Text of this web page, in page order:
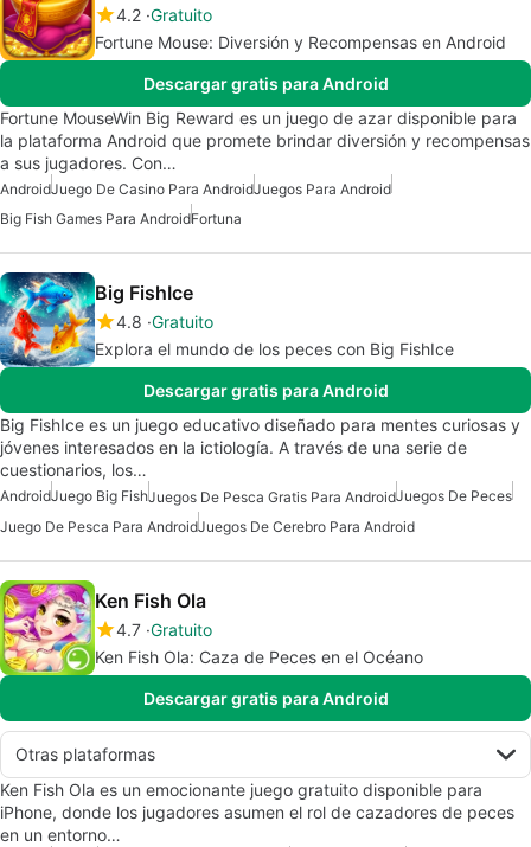
4.2 Gratuito
Fortune Mouse: Diversión y Recompensas en Android
Descargar gratis para Android
Fortune MouseWin Big Reward es un juego de azar disponible para
la plataforma Android que promete brindar diversión y recompensas
a sus jugadores. Con…
AndroidJuego De Casino Para AndroidJuegos Para Android
Big Fish Games Para AndroidFortuna
Big FishIce
4.8 Gratuito
Explora el mundo de los peces con Big FishIce
Descargar gratis para Android
Big FishIce es un juego educativo diseñado para mentes curiosas y
jóvenes interesados en la ictiología. A través de una serie de
cuestionarios, los…
AndroidJuego Big FishJuegos De Pesca Gratis Para AndroidJuegos De Peces
Juego De Pesca Para AndroidJuegos De Cerebro Para Android
Ken Fish Ola
4.7 Gratuito
Ken Fish Ola: Caza de Peces en el Océano
Descargar gratis para Android
Otras plataformas
Ken Fish Ola es un emocionante juego gratuito disponible para
iPhone, donde los jugadores asumen el rol de cazadores de peces
en un entorno…